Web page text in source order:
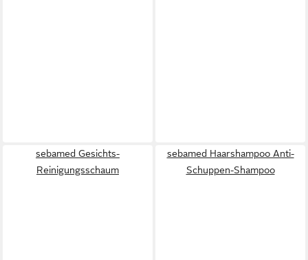
sebamed Gesichts-
Reinigungsschaum
sebamed Haarshampoo Anti-
Schuppen-Shampoo